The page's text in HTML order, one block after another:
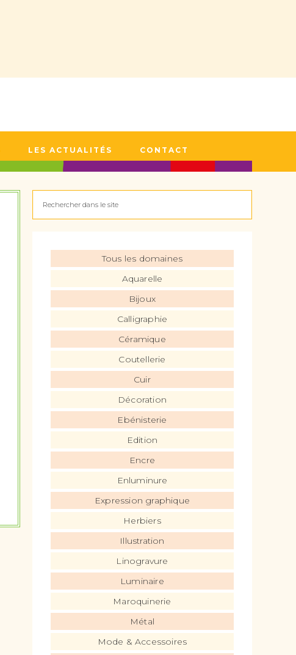
LES ACTUALITÉS CONTACT
Tous les domaines
Aquarelle
Bijoux
Calligraphie
Céramique
Coutellerie
Cuir
Décoration
Ebénisterie
Edition
Encre
Enluminure
Expression graphique
Herbiers
Illustration
Linogravure
Luminaire
Maroquinerie
Métal
Mode & Accessoires